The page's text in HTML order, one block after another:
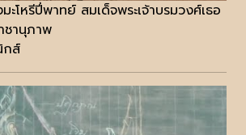
ะโหรีปี่พาทย์ สมเด็จพระเจ้าบรมวงศ์เธอ
ชานุภาพ
กส์